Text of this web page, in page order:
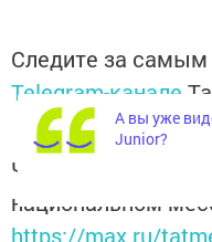
Следите за
Telegram-канале
Читайте новости
национальном
https://max.ru/
А вы уже
Junior?